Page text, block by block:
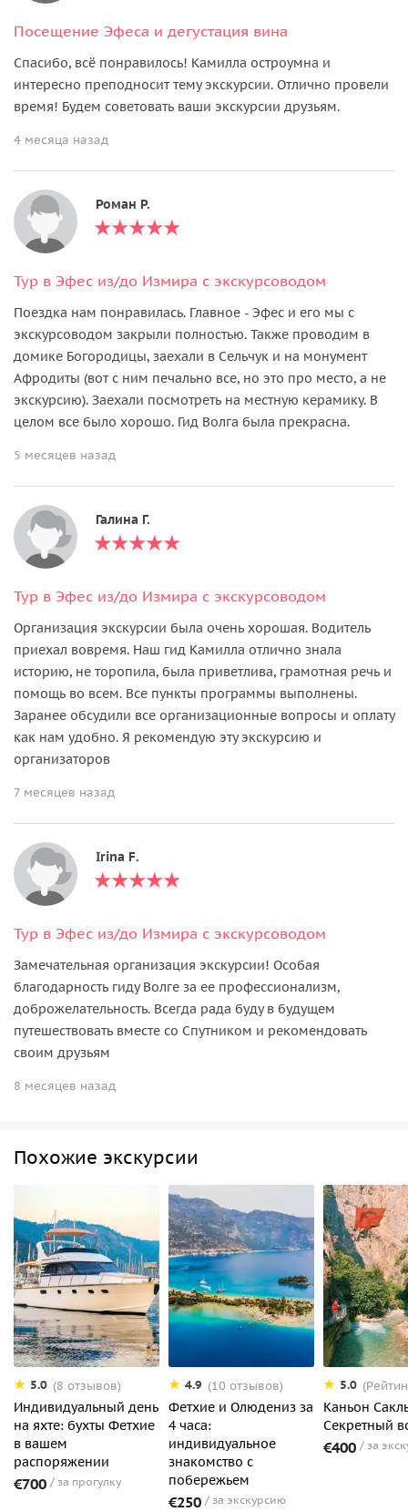
Посещение Эфеса и дегустация вина
Спасибо, всё понравилось! Камилла остроумна и
интересно преподносит тему экскурсии. Отлично провели
время! Будем советовать ваши экскурсии друзьям.
4 месяца назад
Роман Р.
Тур в Эфес из/до Измира с экскурсоводом
Поездка нам понравилась. Главное - Эфес и его мы с
экскурсоводом закрыли полностью. Также проводим в
домике Богородицы, заехали в Сельчук и на монумент
Афродиты (вот с ним печально все, но это про место, а не
экскурсию). Заехали посмотреть на местную керамику. В
целом все было хорошо. Гид Волга была прекрасна.
5 месяцев назад
Галина Г.
Тур в Эфес из/до Измира с экскурсоводом
Организация экскурсии была очень хорошая. Водитель
приехал вовремя. Наш гид Камилла отлично знала
историю, не торопила, была приветлива, грамотная речь и
помощь во всем. Все пункты программы выполнены.
Заранее обсудили все организационные вопросы и оплату
как нам удобно. Я рекомендую эту экскурсию и
организаторов
7 месяцев назад
Irina F.
Тур в Эфес из/до Измира с экскурсоводом
Замечательная организация экскурсии! Особая
благодарность гиду Волге за ее профессионализм,
доброжелательность. Всегда рада буду в будущем
путешествовать вместе со Спутником и рекомендовать
своим друзьям
8 месяцев назад
Похожие экскурсии
5.0 (8 отзывов)
Индивидуальный день
на яхте: бухты Фетхие
в вашем
распоряжении
€700 за прогулку
4.9 (10 отзывов)
Фетхие и Олюдениз за
4 часа:
индивидуальное
знакомство с
побережьем
€250 за экскурсию
5.0
Каньон
Секретный
€400 за